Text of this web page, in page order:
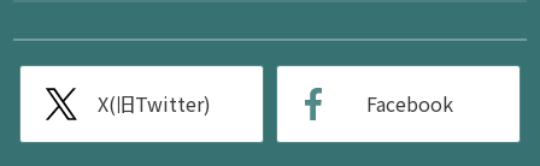
X(旧Twitter) Facebook